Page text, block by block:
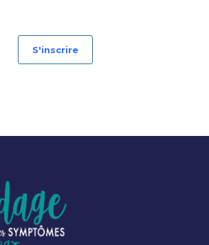
S'inscrire